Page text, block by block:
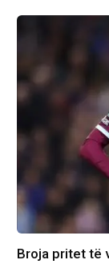
Broja pritet të